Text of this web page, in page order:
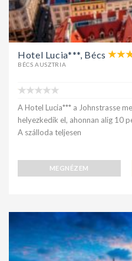
Hotel Lucia***, Bécs
BÉCS AUSZTRIA
A Hotel Lucia*** a Johnstrasse
helyezkedik el, ahonnan alig 10
A szálloda teljesen
MEGNÉZEM